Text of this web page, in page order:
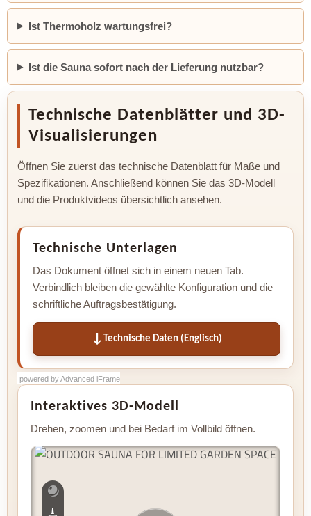
Ist Thermoholz wartungsfrei?
Ist die Sauna sofort nach der Lieferung nutzbar?
Technische Datenblätter und 3D-
Visualisierungen
Öffnen Sie zuerst das technische Datenblatt für Maße und
Spezifikationen. Anschließend können Sie das 3D-Modell
und die Produktvideos übersichtlich ansehen.
Technische Unterlagen
Das Dokument öffnet sich in einem neuen Tab.
Verbindlich bleiben die gewählte Konfiguration und die
schriftliche Auftragsbestätigung.
Technische Daten (Englisch)
powered by Advanced iFrame
powered by Advanced iFrame
Interaktives 3D-Modell
Drehen, zoomen und bei Bedarf im Vollbild öffnen.